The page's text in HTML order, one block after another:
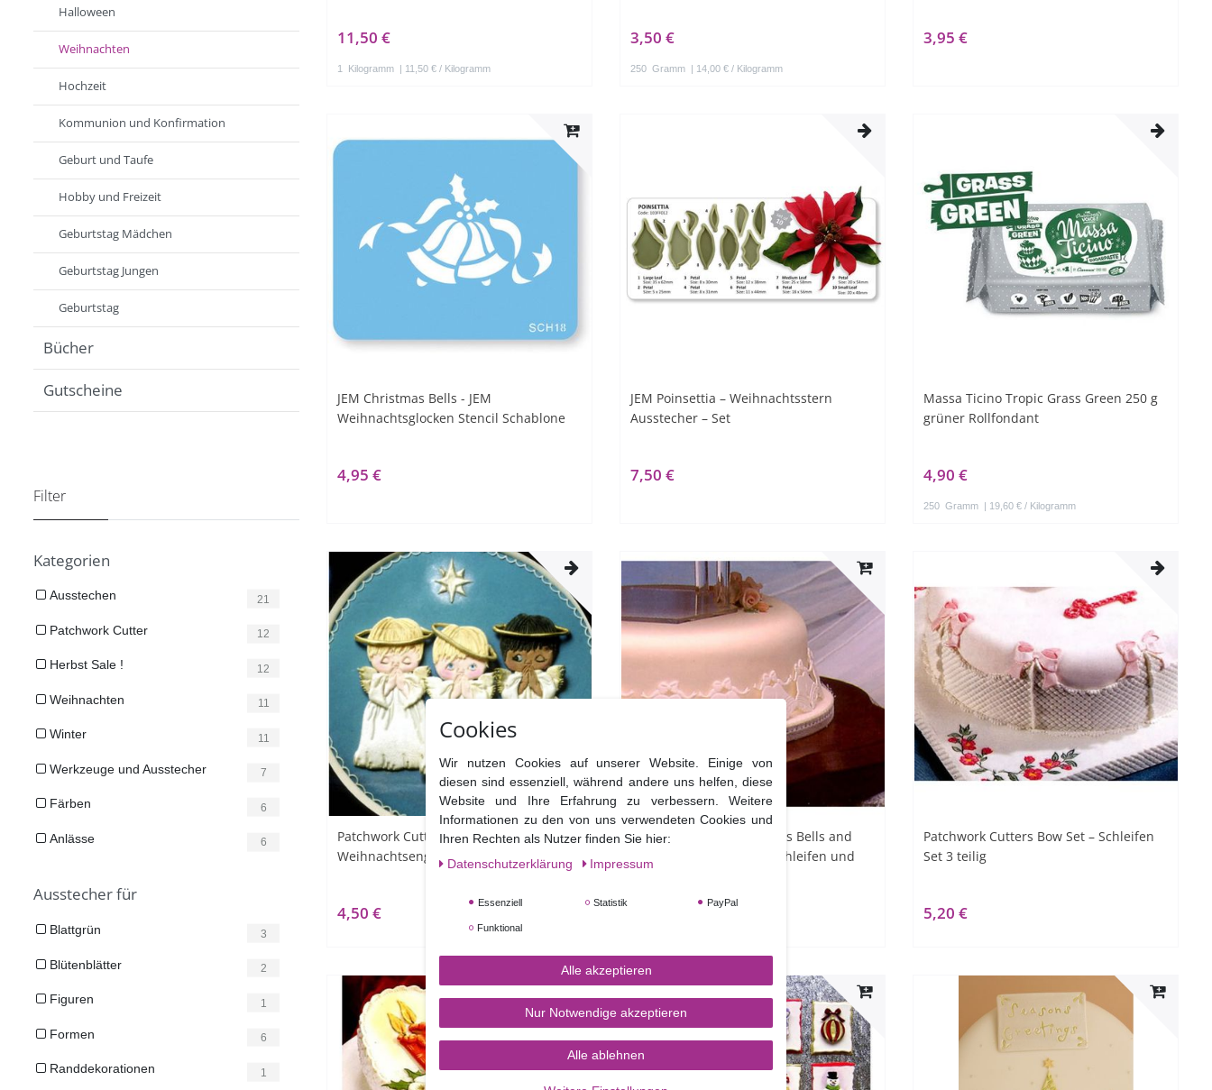
Halloween
Weihnachten
Hochzeit
Kommunion und Konfirmation
Geburt und Taufe
Hobby und Freizeit
Geburtstag Mädchen
Geburtstag Jungen
Geburtstag
Bücher
Gutscheine
Filter
Kategorien
Ausstechen 21
Patchwork Cutter 12
Herbst Sale ! 12
Weihnachten 11
Winter 11
Werkzeuge und Ausstecher 7
Färben 6
Anlässe 6
Ausstecher für
Blattgrün 3
Blütenblätter 2
Figuren 1
Formen 6
Randdekorationen 1
11,50 €
1 Kilogramm | 11,50 € / Kilogramm
3,50 €
250 Gramm | 14,00 € / Kilogramm
3,95 €
JEM Christmas Bells - JEM
Weihnachtsglocken Stencil Schablone
4,95 €
JEM Poinsettia – Weihnachtsstern
Ausstecher – Set
7,50 €
Massa Ticino Tropic Grass Green 250 g
grüner Rollfondant
4,90 €
250 Gramm | 19,60 € / Kilogramm
Patchwork Cutters Angels –
Weihnachtsengel 5 teilig
4,50 €
Patchwork Cutters Baubles Bells and
Bows – weihnachtliche Schleifen und
Patchwork Cutters Bow Set – Schleifen
Set 3 teilig
5,20 €
Cookies
Wir nutzen Cookies auf unserer Website. Einige von
diesen sind essenziell, während andere uns helfen, diese
Website und Ihre Erfahrung zu verbessern. Weitere
Informationen zu den von uns verwendeten Cookies und
Ihren Rechten als Nutzer finden Sie hier:
Daten­schutz­erklärung
Impressum
Essenziell Statistik PayPal
Funktional
Alle akzeptieren
Nur Notwendige akzeptieren
Alle ablehnen